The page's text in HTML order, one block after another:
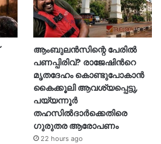
ആംബുലൻസിന്റെ പേരിൽ
പണപ്പിരിവ്? രാജേഷിന്‍റെ
മൃതദേഹം കൊണ്ടുപോകാൻ
കൈക്കൂലി ആവശ്യപ്പെട്ടു,
പയ്യന്നൂർ
തഹസിൽദാർക്കെതിരെ
ഗുരുതര ആരോപണം
22 hours ago